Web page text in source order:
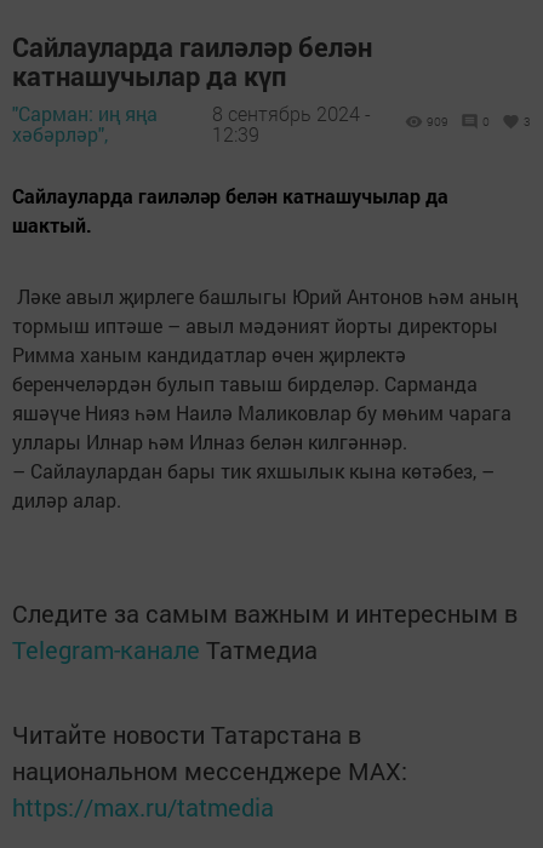
Сайлауларда гаиләләр белән
катнашучылар да күп
"Сарман: иң яңа
хәбәрләр",
8 сентябрь 2024 -
12:39
909 0 3
Сайлауларда гаиләләр белән катнашучылар да
шактый.
Ләке авыл җирлеге башлыгы Юрий Антонов һәм аның
тормыш иптәше – авыл мәдәният йорты директоры
Римма ханым кандидатлар өчен җирлектә
беренчеләрдән булып тавыш бирделәр. Сарманда
яшәүче Нияз һәм Наилә Маликовлар бу мөһим чарага
уллары Илнар һәм Илназ белән килгәннәр.
– Сайлаулардан бары тик яхшылык кына көтәбез, –
диләр алар.
Следите за самым важным и интересным в
Telegram-канале Татмедиа
Читайте новости Татарстана в
национальном мессенджере MАХ:
https://max.ru/tatmedia